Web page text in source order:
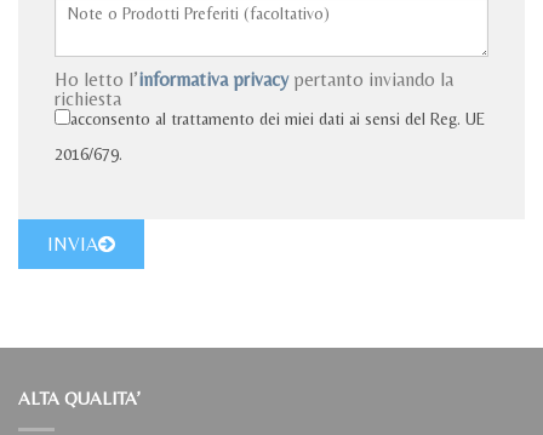
Ho letto l’informativa privacypertanto inviando la
richiesta
acconsento al trattamento dei miei dati ai sensi del Reg. UE
2016/679.
INVIA
ALTA QUALITA’